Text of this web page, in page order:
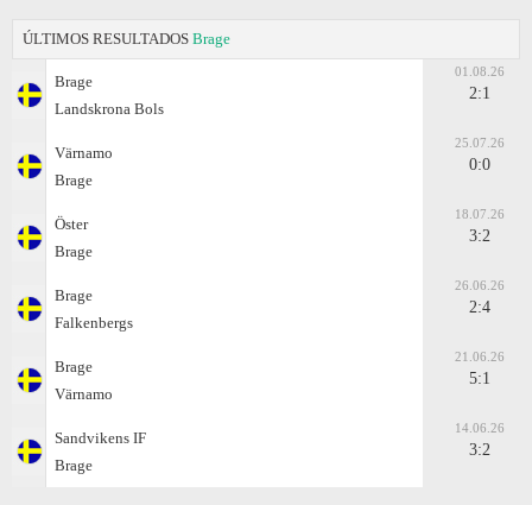
ÚLTIMOS RESULTADOS Brage
Brage
Landskrona Bols
01.08.26
2:1
Värnamo
Brage
25.07.26
0:0
Öster
Brage
18.07.26
3:2
Brage
Falkenbergs
26.06.26
2:4
Brage
Värnamo
21.06.26
5:1
Sandvikens IF
Brage
14.06.26
3:2